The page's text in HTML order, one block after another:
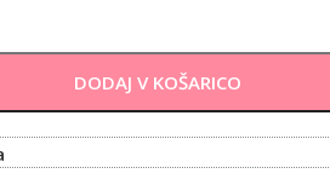
DODAJ V KOŠARICO